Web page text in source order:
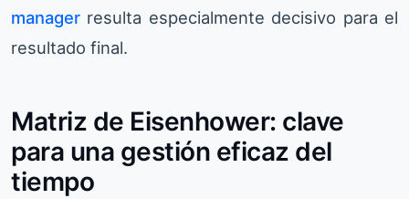
manager resulta especialmente decisivo para el
resultado final.
Matriz de Eisenhower: clave
para una gestión eficaz del
tiempo